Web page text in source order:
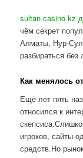
sultan casino kz
чём секрет
Алматы, Нур-
разбираться
Как менялось
Ещё лет пять
относился к
игроков, сайты-
средств.Но